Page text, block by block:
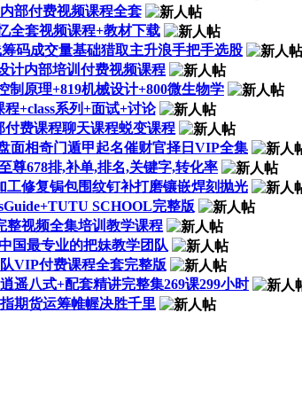
部付费视频课程全套
全套视频课程+教材下载
码成交量基础猎取主升浪手把手选股
计内部培训付费视频课程
制原理+819机械设计+800微生物学
+class系列+面试+讨论
费课程聊天课程蜕变课程
面相奇门遁甲起名催财官择日VIP全集
尊678排,补单,排名,关键字,转化率
修复锔包围纹钉补打磨镶嵌焊刻抛光
SCHOOL完整版
整视频全集培训教学课程
国最专业的把妹教学团队
VIP付费课程全套完整版
遥八式+配套精讲完整集269课299小时
期货运筹帷幄决胜千里